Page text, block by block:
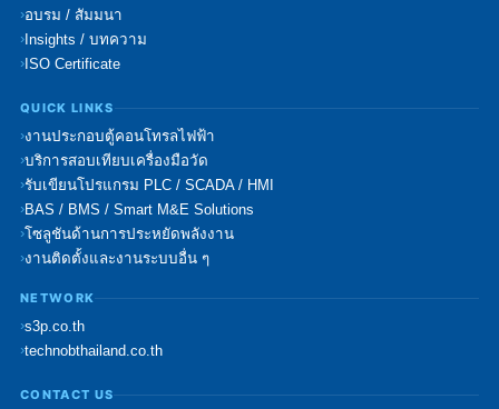
อบรม / สัมมนา
Insights / บทความ
ISO Certificate
QUICK LINKS
งานประกอบตู้คอนโทรลไฟฟ้า
บริการสอบเทียบเครื่องมือวัด
รับเขียนโปรแกรม PLC / SCADA / HMI
BAS / BMS / Smart M&E Solutions
โซลูชันด้านการประหยัดพลังงาน
งานติดตั้งและงานระบบอื่น ๆ
NETWORK
s3p.co.th
technobthailand.co.th
CONTACT US